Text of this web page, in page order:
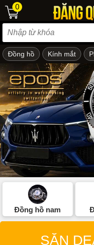
em
0
Đồng hồ Kính mắt
Đồng hồ nam
SĂN